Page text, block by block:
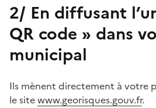
2/ En diffusant
QR code » dans
municipal
Ils mènent directement à votre
le sitewww.georisques.gouv.fr.